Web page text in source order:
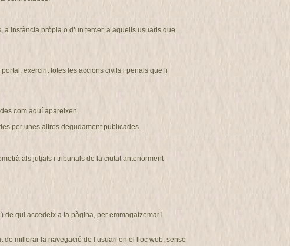
instància pròpia o d’un tercer, a aquells usuaris que
exercint totes les accions civils i penals que li
com aquí apareixen.
per unes altres degudament publicades.
als jutjats i tribunals de la ciutat anteriorment
de qui accedeix a la pàgina, per emmagatzemar i
millorar la navegació de l’usuari en el lloc web, sense